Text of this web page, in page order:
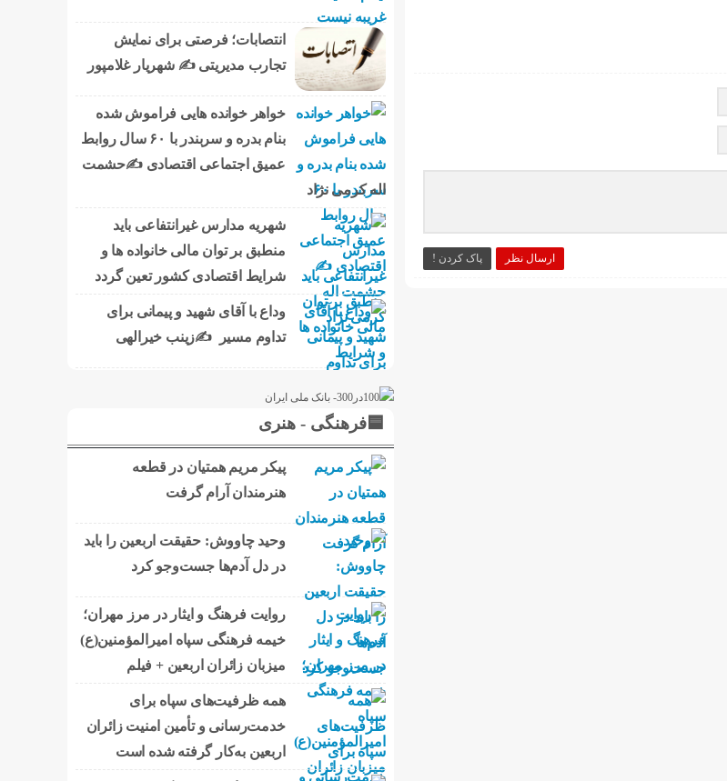
ارسال نظر پاک کردن !
انتصابات؛ فرصتی برای نمایش
تجارب مدیریتی ✍ شهریار غلامپور
خواهر خوانده هایی فراموش شده
بنام بدره و سربندر با ۶۰ سال روابط
عمیق اجتماعی اقتصادی ✍حشمت
اله کرمی نژاد
شهریه مدارس غیرانتفاعی باید
منطبق بر توان مالی خانواده ها و
شرایط اقتصادی کشور تعین گردد
وداع با آقای شهید و پیمانی برای
تداوم مسیر ✍زینب خیرالهی
🟦فرهنگی - هنری
پیکر مریم همتیان در قطعه
هنرمندان آرام گرفت
وحید چاووش: حقیقت اربعین را باید
در دل آدم‌ها جست‌وجو کرد
روایت فرهنگ و ایثار در مرز مهران؛
خیمه فرهنگی سپاه امیرالمؤمنین(ع)
میزبان زائران اربعین + فیلم
همه ظرفیت‌های سپاه برای
خدمت‌رسانی و تأمین امنیت زائران
اربعین به‌کار گرفته شده است